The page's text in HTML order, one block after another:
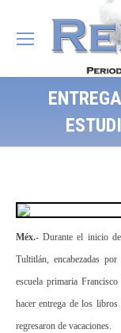
Méx.- Durante el inicio
Tultitlán, encabezadas
escuela primaria
hacer entrega de los
regresaron de vacaciones.